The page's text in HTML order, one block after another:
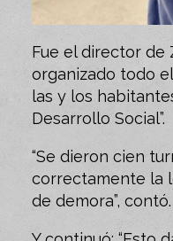
Fue el director de
organizado todo
las y los
Desarrollo Social”.
“Se dieron cien
correctamente la
de demora”, contó.